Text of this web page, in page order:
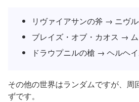
リヴァイアサンの斧 → ニヴ
ブレイズ・オブ・カオス →
ドラウプニルの槍 → ヘルヘ
その他の世界はランダムですが、周
ずです。